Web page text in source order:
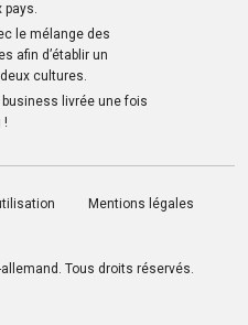
pays.
le mélange des
afin d’établir un
cultures.
business livrée une fois
!
Mentions légales
. Tous droits réservés.